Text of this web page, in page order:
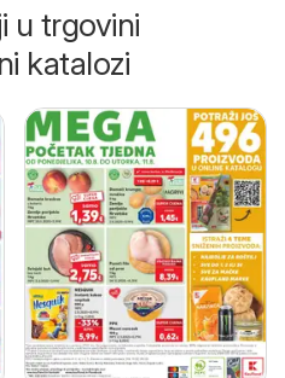
u trgovini
katalozi